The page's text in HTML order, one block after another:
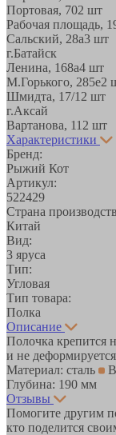
Портовая, 702 шт
Рабочая площадь,
Сальский, 28a3 шт
г.Батайск
Ленина, 168а4 шт
М.Горького, 285е2
Шмидта, 17/1 2 шт
г.Аксай
Вартанова, 11 2 шт
Характеристики
Бренд:
Рыжий Кот
Артикул:
522429
Страна
Китай
Вид:
3 яруса
Тип:
Угловая
Тип товара:
Полка
Описание
Полочка крепится
и не
Материал: сталь
Глубина: 190 мм
Отзывы
Помогите другим
кто поделится